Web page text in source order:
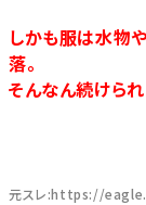
しかも服は水物
落。
そんなん続けら
元スレ:https://